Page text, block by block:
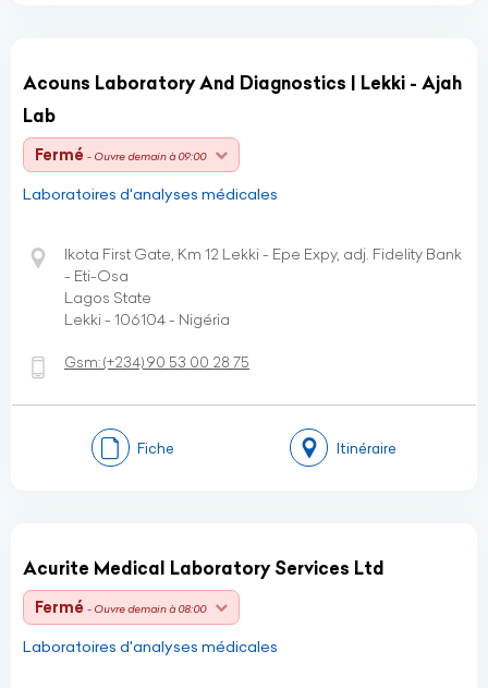
Acouns Laboratory And Diagnostics | Lekki - Ajah
Lab
Fermé - Ouvre demain à 09:00
Laboratoires d'analyses médicales
Ikota First Gate, Km 12 Lekki - Epe Expy, adj. Fidelity Bank
- Eti-Osa
Lagos State
Lekki - 106104 - Nigéria
Gsm:(+234)90 53 00 28 75
Fiche Itinéraire
Acurite Medical Laboratory Services Ltd
Fermé - Ouvre demain à 08:00
Laboratoires d'analyses médicales